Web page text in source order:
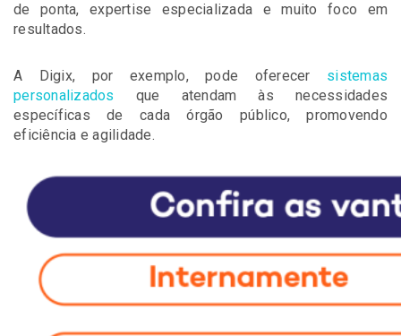
de ponta, expertise especializada e muito foco em
resultados.
A Digix, por exemplo, pode oferecer sistemas
personalizados que atendam às necessidades
específicas de cada órgão público, promovendo
eficiência e agilidade.